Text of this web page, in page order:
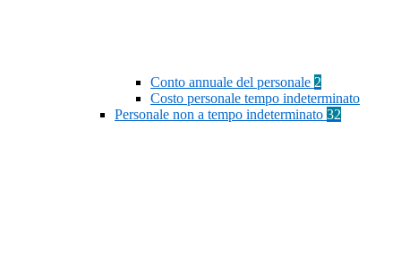
Conto annuale del personale 2
Costo personale tempo indeterminato
Personale non a tempo indeterminato 32